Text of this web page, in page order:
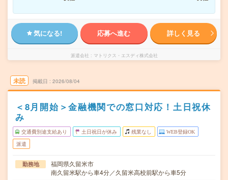
気になる! 応募へ進む 詳しく見る
派遣会社 マトリクス・エスディ株式会社
未読 掲載日 2026/08/04
＜8月開始＞金融機関での窓口対応！土日祝休
み
交通費別途支給あり 土日祝日が休み 残業なし WEB登録OK
派遣
勤務地
福岡県久留米市
南久留米駅から車4分／久留米高校前駅から車5分